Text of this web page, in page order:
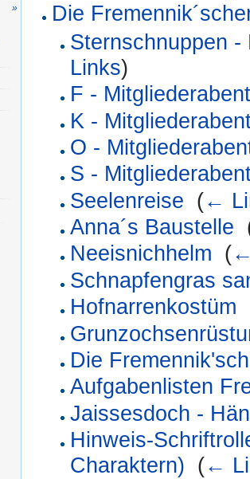
Die
Sternschnuppen -
Links)
F -
K -
O -
S -
Seelenreise (←
Anna´s Baustelle
Neeisnichhelm (←
Schnapfengras
Hofnarrenkostüm
Die
Aufgabenlisten
Jaissesdoch -
Hinweis-
Charaktern) (←
»